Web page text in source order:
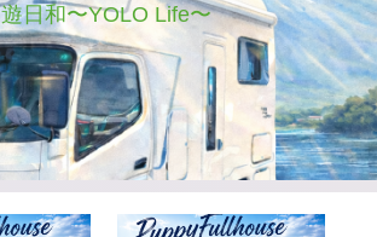
遊日和〜YOLO Life〜